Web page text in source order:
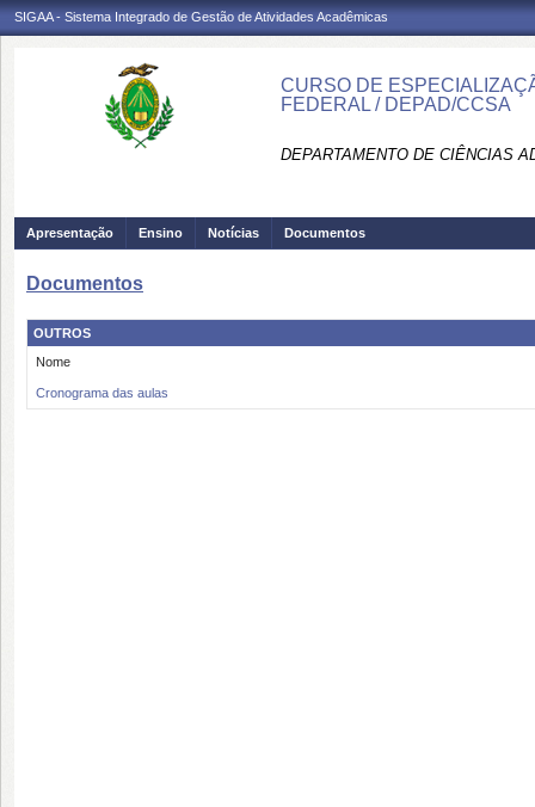
SIGAA - Sistema Integrado de Gestão de Atividades Acadêmicas
CURSO DE
FEDERAL / DEPAD/CCSA
DEPARTAMENTO DE CIÊNCIAS
Apresentação Ensino Notícias Documentos
Documentos
OUTROS
Nome
Cronograma das aulas